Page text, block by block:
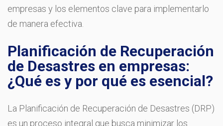
empresas y los elementos clave para implementarlo
de manera efectiva.
Planificación de Recuperación
de Desastres en empresas:
¿Qué es y por qué es esencial?
La Planificación de Recuperación de Desastres (DRP)
es un proceso integral que busca minimizar los